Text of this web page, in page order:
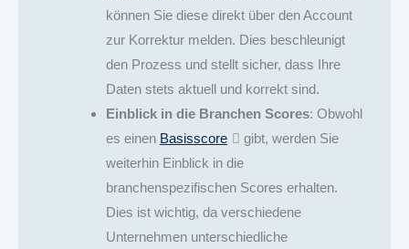
können Sie diese direkt über den Account
zur Korrektur melden. Dies beschleunigt
den Prozess und stellt sicher, dass Ihre
Daten stets aktuell und korrekt sind.
Einblick in die Branchen Scores: Obwohl
es einen Basisscore
gibt, werden Sie
weiterhin Einblick in die
branchenspezifischen Scores erhalten.
Dies ist wichtig, da verschiedene
Unternehmen unterschiedliche